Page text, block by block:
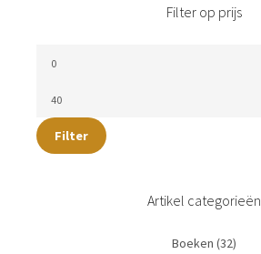
Filter op prijs
Filter
Artikel categorieën
Boeken (32)